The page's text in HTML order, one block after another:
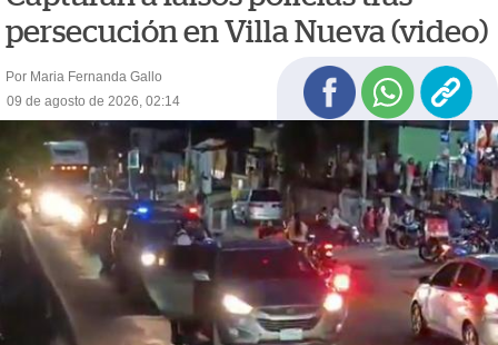
persecución en Villa Nueva (video)
Por Maria Fernanda Gallo
09 de agosto de 2026, 02:14